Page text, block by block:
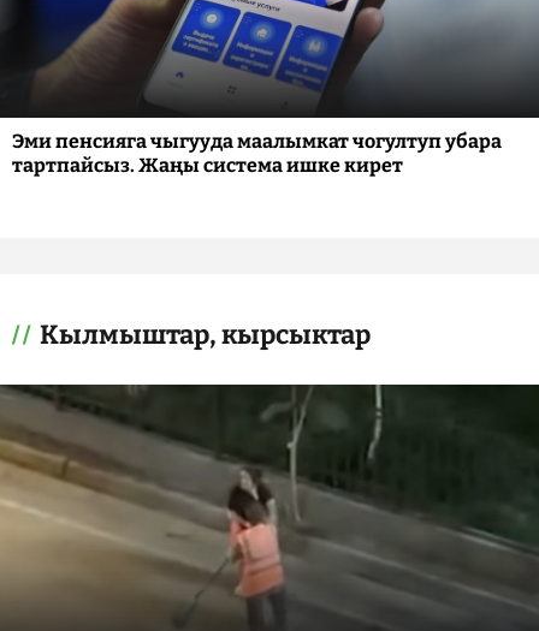
Эми пенсияга чыгууда маалымкат чогултуп убара
тартпайсыз. Жаңы система ишке кирет
Кылмыштар, кырсыктар